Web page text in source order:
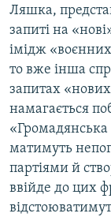
Ляшка,
запиті на
імідж
то вже інша
запитах
намагається
«Громадянська
матимуть
партіями й
ввійде до цих